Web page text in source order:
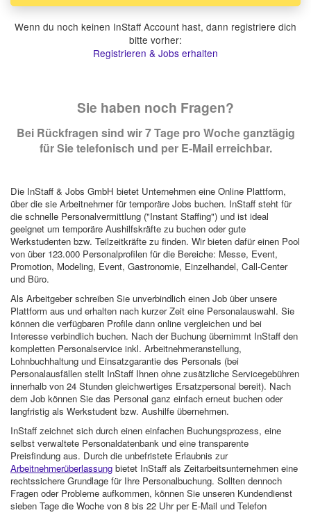
Wenn du noch keinen InStaff Account hast, dann registriere dich
bitte vorher:
Registrieren & Jobs erhalten
Sie haben noch Fragen?
Bei Rückfragen sind wir 7 Tage pro Woche ganztägig
für Sie telefonisch und per E-Mail erreichbar.
Die InStaff & Jobs GmbH bietet Unternehmen eine Online Plattform,
über die sie Arbeitnehmer für temporäre Jobs buchen. InStaff steht für
die schnelle Personalvermittlung ("Instant Staffing") und ist ideal
geeignet um temporäre Aushilfskräfte zu buchen oder gute
Werkstudenten bzw. Teilzeitkräfte zu finden. Wir bieten dafür einen Pool
von über 123.000 Personalprofilen für die Bereiche: Messe, Event,
Promotion, Modeling, Event, Gastronomie, Einzelhandel, Call-Center
und Büro.
Als Arbeitgeber schreiben Sie unverbindlich einen Job über unsere
Plattform aus und erhalten nach kurzer Zeit eine Personalauswahl. Sie
können die verfügbaren Profile dann online vergleichen und bei
Interesse verbindlich buchen. Nach der Buchung übernimmt InStaff den
kompletten Personalservice inkl. Arbeitnehmeranstellung,
Lohnbuchhaltung und Einsatzgarantie des Personals (bei
Personalausfällen stellt InStaff Ihnen ohne zusätzliche Servicegebühren
innerhalb von 24 Stunden gleichwertiges Ersatzpersonal bereit). Nach
dem Job können Sie das Personal ganz einfach erneut buchen oder
langfristig als Werkstudent bzw. Aushilfe übernehmen.
InStaff zeichnet sich durch einen einfachen Buchungsprozess, eine
selbst verwaltete Personaldatenbank und eine transparente
Preisfindung aus. Durch die unbefristete Erlaubnis zur
Arbeitnehmerüberlassung bietet InStaff als Zeitarbeitsunternehmen eine
rechtssichere Grundlage für Ihre Personalbuchung. Sollten dennoch
Fragen oder Probleme aufkommen, können Sie unseren Kundendienst
sieben Tage die Woche von 8 bis 22 Uhr per E-Mail und Telefon